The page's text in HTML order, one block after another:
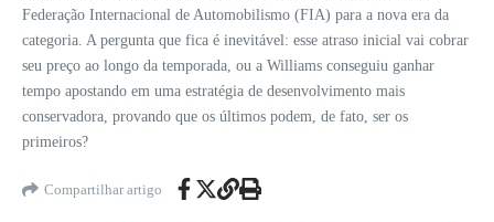
Federação Internacional de Automobilismo (FIA) para a nova era da
categoria. A pergunta que fica é inevitável: esse atraso inicial vai cobrar
seu preço ao longo da temporada, ou a Williams conseguiu ganhar
tempo apostando em uma estratégia de desenvolvimento mais
conservadora, provando que os últimos podem, de fato, ser os
primeiros?
Compartilhar artigo